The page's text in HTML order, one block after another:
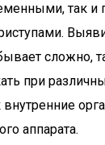
так
сложно,
при
аппарата.